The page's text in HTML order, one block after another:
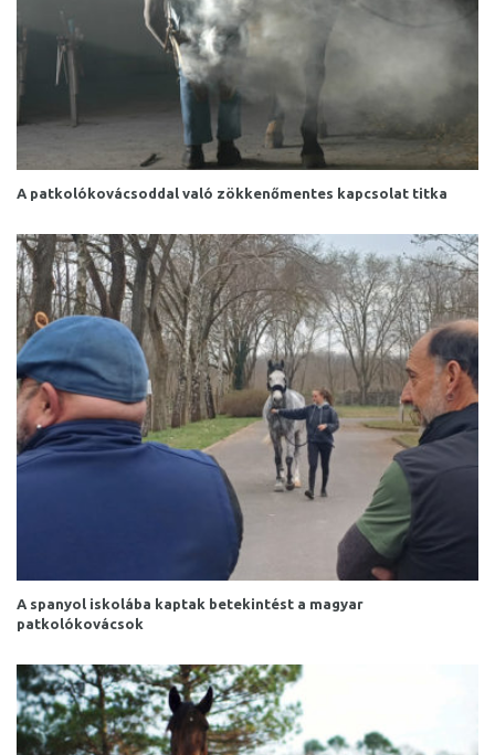
A patkolókovácsoddal való zökkenőmentes kapcsolat titka
A spanyol iskolába kaptak betekintést a magyar
patkolókovácsok